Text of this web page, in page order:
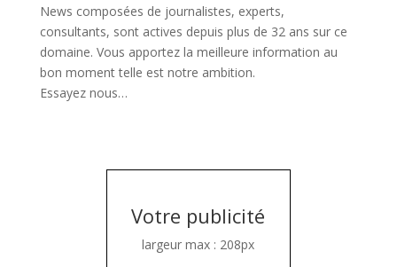
News composées de journalistes, experts,
consultants, sont actives depuis plus de 32 ans sur ce
domaine. Vous apportez la meilleure information au
bon moment telle est notre ambition.
Essayez nous…
Votre publicité
largeur max : 208px